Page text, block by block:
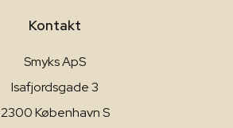
Kontakt
Smyks ApS
Isafjordsgade 3
2300 København S